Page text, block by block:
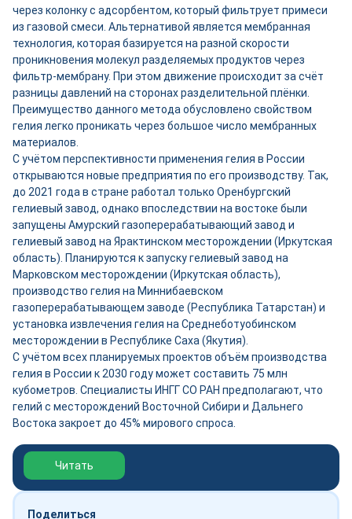
через колонку с адсорбентом, который фильтрует примеси
из газовой смеси. Альтернативой является мембранная
технология, которая базируется на разной скорости
проникновения молекул разделяемых продуктов через
фильтр-мембрану. При этом движение происходит за счёт
разницы давлений на сторонах разделительной плёнки.
Преимущество данного метода обусловлено свойством
гелия легко проникать через большое число мембранных
материалов.
С учётом перспективности применения гелия в России
открываются новые предприятия по его производству. Так,
до 2021 года в стране работал только Оренбургский
гелиевый завод, однако впоследствии на востоке были
запущены Амурский газоперерабатывающий завод и
гелиевый завод на Ярактинском месторождении (Иркутская
область). Планируются к запуску гелиевый завод на
Марковском месторождении (Иркутская область),
производство гелия на Миннибаевском
газоперерабатывающем заводе (Республика Татарстан) и
установка извлечения гелия на Среднеботуобинском
месторождении в Республике Саха (Якутия).
С учётом всех планируемых проектов объём производства
гелия в России к 2030 году может составить 75 млн
кубометров. Специалисты ИНГГ СО РАН предполагают, что
гелий с месторождений Восточной Сибири и Дальнего
Востока закроет до 45% мирового спроса.
Обзор выставки Нефтегаз-2026
Читать
Поделиться